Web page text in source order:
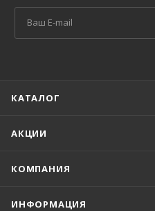
КАТАЛОГ
АКЦИИ
КОМПАНИЯ
ИНФОРМАЦИЯ